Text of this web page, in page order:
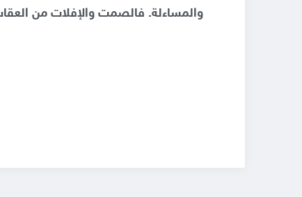
والمساءلة. فالصمت والإفلات من العقاب